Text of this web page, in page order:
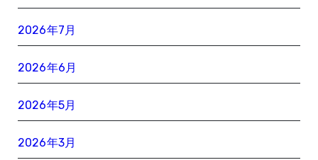
2026年7月
2026年6月
2026年5月
2026年3月